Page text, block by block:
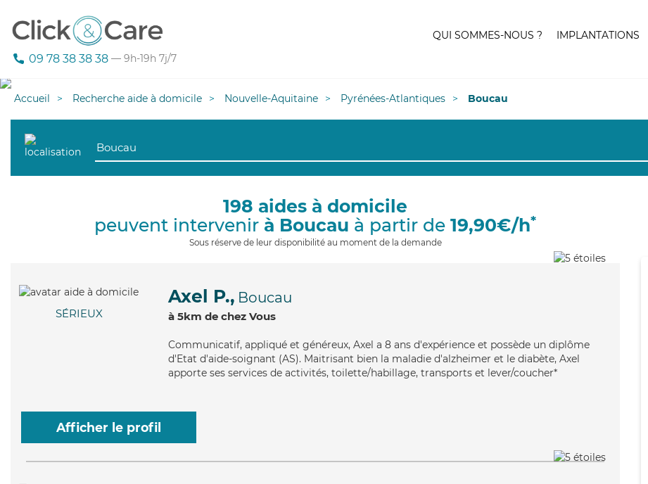
09 78 38 38 38 — 9h-19h 7j/7
QUI SOMMES-NOUS ? IMPLANTATIONS
Accueil Recherche aide à domicile Nouvelle-Aquitaine Pyrénées-Atlantiques Boucau
198 aides à domicile
peuvent intervenir à Boucau à partir de 19,90€/h*
Sous réserve de leur disponibilité au moment de la demande
SÉRIEUX
Axel P., Boucau
à 5km de chez Vous
Communicatif, appliqué et généreux, Axel a 8 ans d'expérience et possède un diplôme
d'Etat d'aide-soignant (AS). Maitrisant bien la maladie d'alzheimer et le diabète, Axel
apporte ses services de activités, toilette/habillage, transports et lever/coucher*
Afficher le profil